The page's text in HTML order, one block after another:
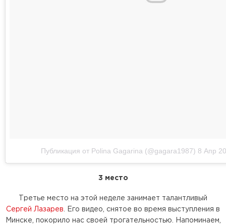
Публикация от Polina Gagarina (@gagara1987) 8 Апр
3 место
Третье место на этой неделе занимает талантливый
Сергей Лазарев . Его видео, снятое во время выступления в
Минске, покорило нас своей трогательностью. Напоминаем,